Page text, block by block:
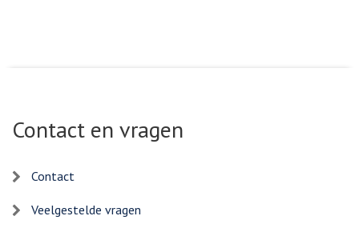
Contact en vragen
Contact
Veelgestelde vragen